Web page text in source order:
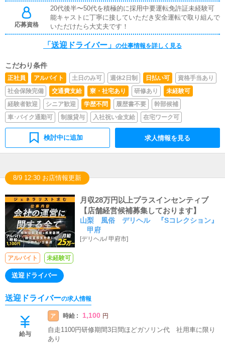
応募資格
20代後半〜50代を積極的に採用中要運転免許証未経験可
能キャストに丁寧に接していただき安全運転で取り組んで
いただけたら大丈夫です！
「送迎ドライバー」 の仕事情報を詳しく見る
こだわり条件
正社員 アルバイト 土日のみ可 週休2日制 日払い可
資格手当あり
社会保険完備
交通費支給 寮・社宅あり 研修あり
未経験可
経験者歓迎
シニア歓迎 学歴不問 履歴書不要
幹部候補
車･バイク通勤可
制服貸与 入社祝い金支給 在宅ワーク可
検討中に追加 求人情報を見る
8/9 12:30 お店情報更新
月収28万円以上プラスインセンティブ
【店舗経営候補募集しております】
山梨 風俗 デリヘル 『Sコレクション』
甲府
[デリヘル/甲府市]
アルバイト 未経験可
送迎ドライバー
送迎ドライバーの求人情報
給与
ア 時給 : 1,100 円
自走1100円研修期間3日間ほどガソリン代 社用車に限り
あり